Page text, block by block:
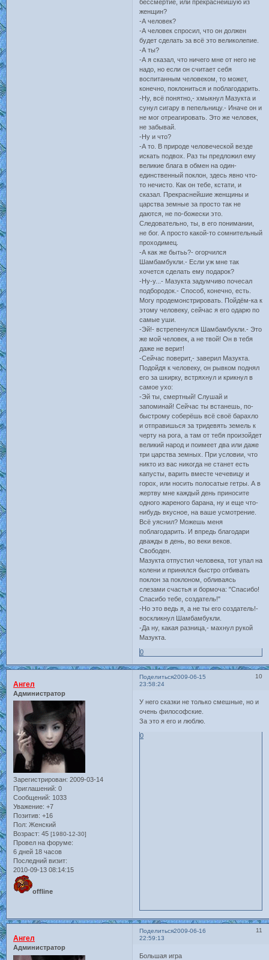
бессмертие, или прекраснейшую из
женщин?
-А человек?
-А человек спросил, что он должен
будет сделать за всё это великолепие.
-А ты?
-А я сказал, что ничего мне от него не
надо, но если он считает себя
воспитанным человеком, то может,
конечно, поклониться и поблагодарить.
-Ну, всё понятно,- хмыкнул Мазукта и
сунул сигару в пепельницу.- Иначе он и
не мог отреагировать. Это же человек,
не забывай.
-Ну и что?
-А то. В природе человеческой везде
искать подвох. Раз ты предложил ему
великие блага в обмен на один-
единственный поклон, здесь явно что-
то нечисто. Как он тебе, кстати, и
сказал. Прекраснейшие женщины и
царства земные за просто так не
даются, не по-божески это.
Следовательно, ты, в его понимании,
не бог. А просто какой-то сомнительный
проходимец.
-А как же бытьь?- огорчился
Шамбамбукли.- Если уж мне так
хочется сделать ему подарок?
-Ну-у...- Мазукта задумчиво почесал
подбородок.- Способ, конечно, есть.
Могу продемонстрировать. Пойдём-ка к
этому человеку, сейчас я его одарю по
самые уши.
-Эй!- встрепенулся Шамбамбукли.- Это
же мой человек, а не твой! Он в тебя
даже не верит!
-Сейчас поверит,- заверил Мазукта.
Подойдя к человеку, он рывком поднял
его за шкирку, встряхнул и крикнул в
самое ухо:
-Эй ты, смертный! Слушай и
запоминай! Сейчас ты встанешь, по-
быстрому соберёшь всё своё барахло
и отправишься за тридевять земель к
черту на рога, а там от тебя произойдет
великий народ и поимеет два или даже
три царства земных. При условии, что
никто из вас никогда не станет есть
капусты, варить вместе чечевицу и
горох, или носить полосатые гетры. А в
жертву мне каждый день приносите
одного жареного барана, ну и еще что-
нибудь вкусное, на ваше усмотрение.
Всё уяснил? Можешь меня
поблагодарить. И впредь благодари
дважды в день, во веки веков.
Свободен.
Мазукта отпустил человека, тот упал на
колени и принялся быстро отбивать
поклон за поклоном, обливаясь
слезами счастья и бормоча: "Спасибо!
Спасибо тебе, создатель!"
-Но это ведь я, а не ты его создатель!-
воскликнул Шамбамбукли.
-Да ну, какая разница,- махнул рукой
Мазукта.
0
Поделиться 10
2009-06-15
23:58:24
Ангел
Администратор
Зарегистрирован: 2009-03-14
Приглашений: 0
Сообщений: 1033
Уважение: +7
Позитив: +16
Пол: Женский
Возраст: 45 [1980-12-30]
Провел на форуме:
6 дней 18 часов
Последний визит:
2010-09-13 08:14:15
offline
У него сказки не только смешные, но и
очень философские.
За это я его и люблю.
0
Поделиться 11
2009-06-16
22:59:13
Ангел
Администратор
Большая игра